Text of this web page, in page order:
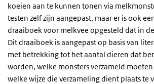
koeien aan te kunnen tonen via
testen zelf zijn aangepast, maar er is ook
draaiboek voor melkvee opgesteld dat in
Dit draaiboek is aangepast op basis van
met betrekking tot het aantal dieren dat
worden, welke monsters verzameld
welke wijze die verzameling dient plaats te